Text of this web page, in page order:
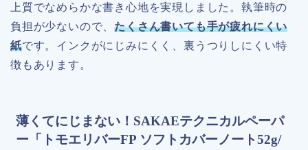
上質でなめらかな書き心地を実現しました。執筆時の
負担が少ないので、たくさん書いても手が疲れにくい
紙です。インクがにじみにくく、裏うつりしにくい特
徴もあります。
薄くてにじまない！SAKAEテクニカルペーパ
ー「トモエリバーFP ソフトカバーノート52g/